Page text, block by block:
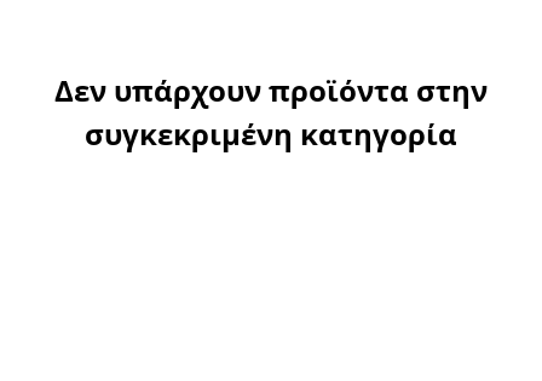
Δεν υπάρχουν προϊόντα στην
συγκεκριμένη κατηγορία